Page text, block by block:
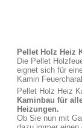
Pellet Holz Heiz
Die Pellet
eignet sich für
Kamin
Pellet Holz Heiz
Kaminbau für
Heizungen.
Ob Sie nun mit